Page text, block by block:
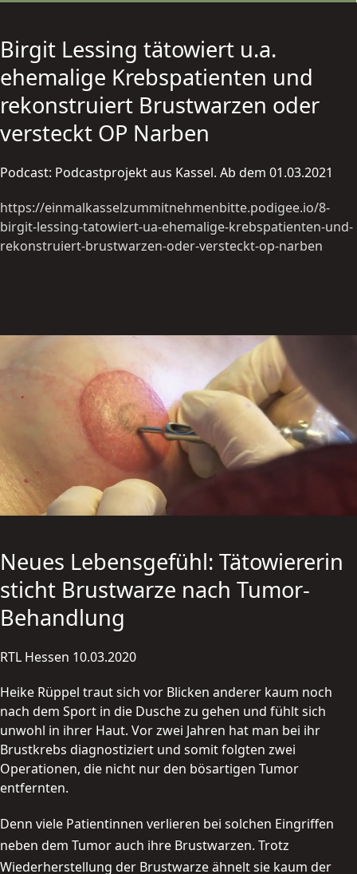
Birgit Lessing tätowiert u.a.
ehemalige Krebspatienten und
rekonstruiert Brustwarzen oder
versteckt OP Narben
Podcast: Podcastprojekt aus Kassel. Ab dem 01.03.2021
https://einmalkasselzummitnehmenbitte.podigee.io/8-
birgit-lessing-tatowiert-ua-ehemalige-krebspatienten-und-
rekonstruiert-brustwarzen-oder-versteckt-op-narben
Neues Lebensgefühl: Tätowiererin
sticht Brustwarze nach Tumor-
Behandlung
RTL Hessen 10.03.2020
Heike Rüppel traut sich vor Blicken anderer kaum noch
nach dem Sport in die Dusche zu gehen und fühlt sich
unwohl in ihrer Haut. Vor zwei Jahren hat man bei ihr
Brustkrebs diagnostiziert und somit folgten zwei
Operationen, die nicht nur den bösartigen Tumor
entfernten.
Denn viele Patientinnen verlieren bei solchen Eingriffen
neben dem Tumor auch ihre Brustwarzen. Trotz
Wiederherstellung der Brustwarze ähnelt sie kaum der